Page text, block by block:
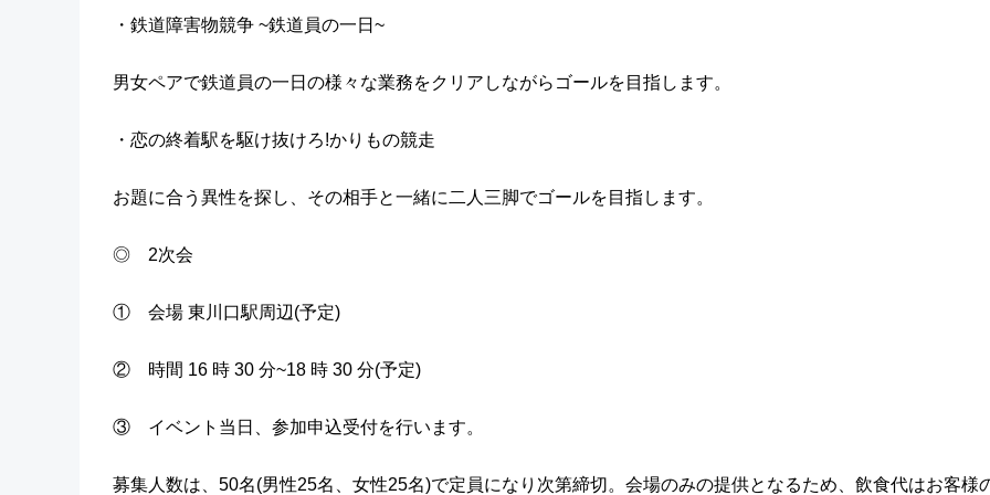
・鉄道障害物競争 ~鉄道員の一日~
男女ペアで鉄道員の一日の様々な業務をクリアしながらゴールを目指します。
・恋の終着駅を駆け抜けろ!かりもの競走
お題に合う異性を探し、その相手と一緒に二人三脚でゴールを目指します。
◎ 2次会
① 会場 東川口駅周辺(予定)
② 時間 16 時 30 分~18 時 30 分(予定)
③ イベント当日、参加申込受付を行います。
募集人数は、50名(男性25名、女性25名)で定員になり次第締切。会場のみの提供となるため、飲食代はお客様